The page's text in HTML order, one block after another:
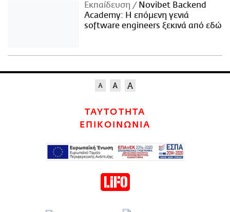
Εκπαίδευση
Novibet Backend
Academy: Η επόμενη γενιά
software engineers ξεκινά από εδώ
ΤΑΥΤΟΤΗΤΑ
ΕΠΙΚΟΙΝΩΝΙΑ